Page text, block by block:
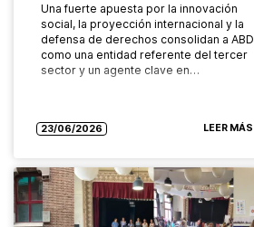
Una fuerte apuesta por la innovación
social, la proyección internacional y la
defensa de derechos consolidan a ABD
como una entidad referente del tercer
sector y un agente clave en…
23/06/2026 LEER MÁS